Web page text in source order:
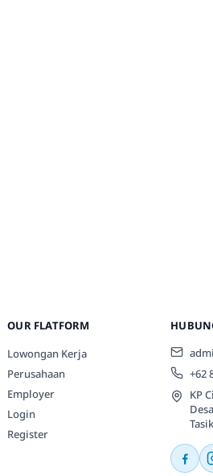
OUR FLATFORM
Lowongan Kerja
Perusahaan
Employer
Login
Register
+62
KP